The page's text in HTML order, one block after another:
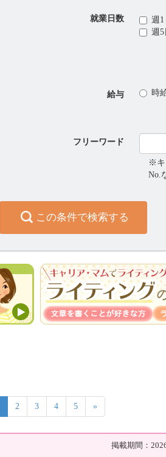
就業日数 週1
週5
給与 時
フリーワード
※キ
No.
この条件で検索する
2 3 4 5 »
掲載期間：